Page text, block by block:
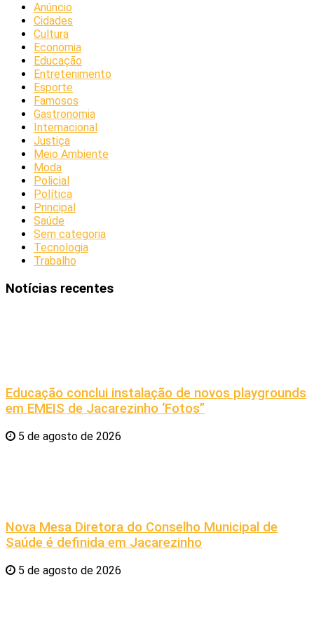
Anúncio
Cidades
Cultura
Economia
Educação
Entretenimento
Esporte
Famosos
Gastronomia
Internacional
Justiça
Meio Ambiente
Moda
Policial
Política
Principal
Saúde
Sem categoria
Tecnologia
Trabalho
Notícias recentes
Educação conclui instalação de novos playgrounds
em EMEIS de Jacarezinho ‘Fotos”
5 de agosto de 2026
Nova Mesa Diretora do Conselho Municipal de
Saúde é definida em Jacarezinho
5 de agosto de 2026